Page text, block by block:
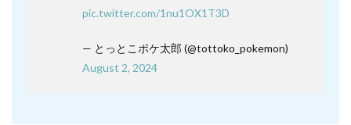
pic.twitter.com/1nu1OX1T3D
— とっとこポケ太郎 (@tottoko_pokemon)
August 2, 2024